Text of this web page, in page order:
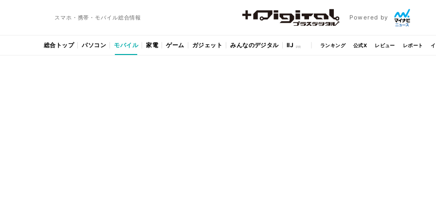
スマホ・携帯・モバイル総合情報 Powered by
総合トップ パソコン モバイル 家電 ゲーム ガジェット みんなのデジタル IIJ ランキング 公式X レビュー レポート